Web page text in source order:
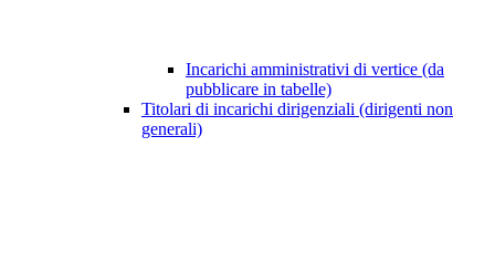
Incarichi amministrativi di vertice (da
pubblicare in tabelle)
Titolari di incarichi dirigenziali (dirigenti non
generali)